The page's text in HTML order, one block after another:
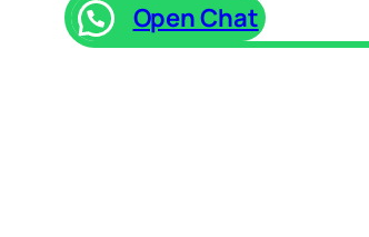
Open Chat